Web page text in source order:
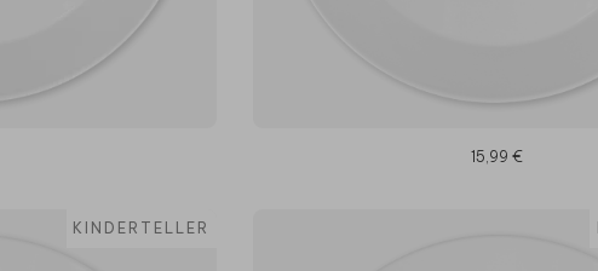
15,99 €
KINDERTELLER